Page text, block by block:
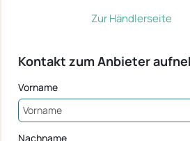
Zur Händlerseite
Kontakt zum Anbieter
Vorname
Nachname